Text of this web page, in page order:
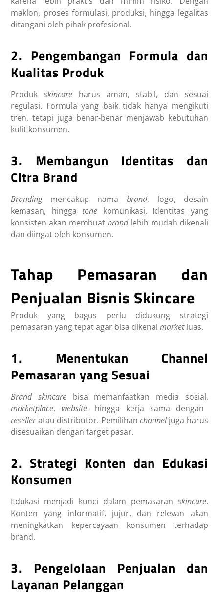
maklon, proses formulasi, produksi, hingga legalitas
ditangani oleh pihak profesional.
2. Pengembangan Formula dan
Kualitas Produk
Produk skincare harus aman, stabil, dan sesuai
regulasi. Formula yang baik tidak hanya mengikuti
tren, tetapi juga benar-benar menjawab kebutuhan
kulit konsumen.
3. Membangun Identitas dan
Citra Brand
Brandingmencakup nama brand, logo, desain
kemasan, hingga tone komunikasi. Identitas yang
konsisten akan membuat brandlebih mudah dikenali
dan diingat oleh konsumen.
Tahap Pemasaran dan
Penjualan Bisnis Skincare
Produk yang bagus perlu didukung strategi
pemasaran yang tepat agar bisa dikenal marketluas.
1. Menentukan Channel
Pemasaran yang Sesuai
Brand skincare bisa memanfaatkan media sosial,
marketplace, website, hingga kerja sama dengan
reselleratau distributor. Pemilihan channeljuga harus
disesuaikan dengan target pasar.
2. Strategi Konten dan Edukasi
Konsumen
Edukasi menjadi kunci dalam pemasaran skincare.
Konten yang informatif, jujur, dan relevan akan
meningkatkan kepercayaan konsumen terhadap
brand.
3. Pengelolaan Penjualan dan
Layanan Pelanggan